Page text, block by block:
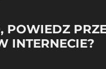
POWIEDZ
INTERNECIE?